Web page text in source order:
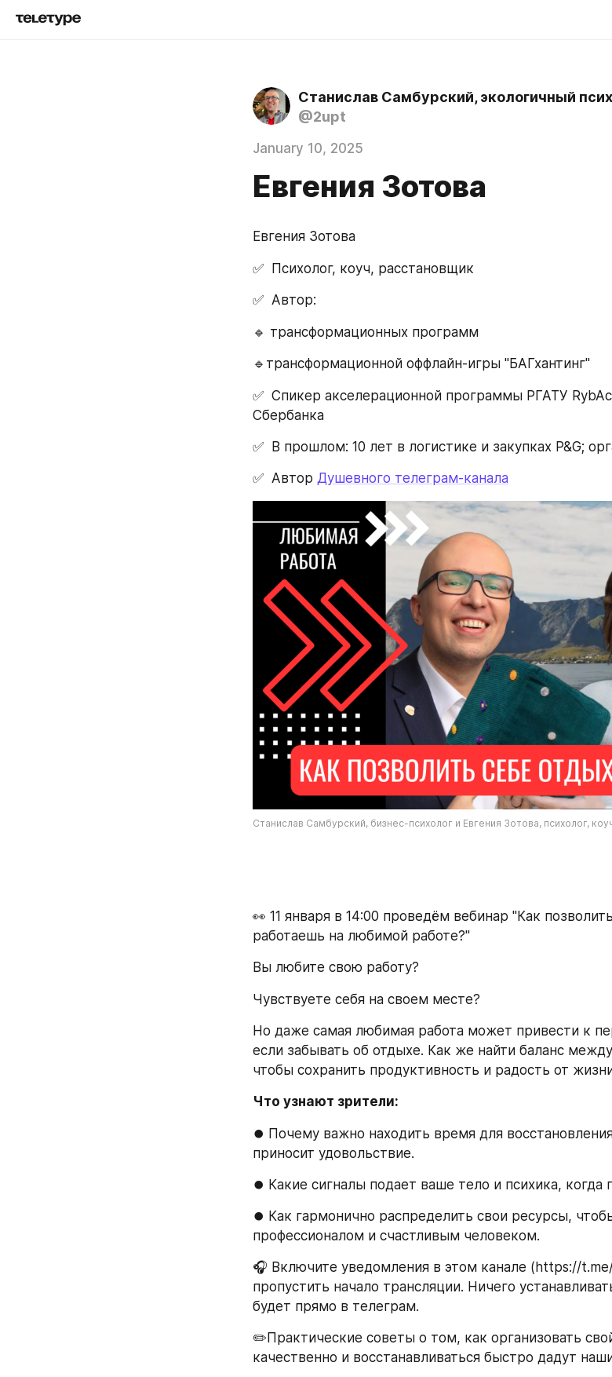
Станислав Самбурский, экологичный
@2upt
January 10, 2025
Евгения Зотова
Евгения Зотова
✅  Психолог, коуч, расстановщик
✅  Автор:
🔹️ трансформационных программ
🔹️трансформационной оффлайн-игры "БАГхантинг"
✅  Спикер акселерационной программы РГАТУ
Сбербанка
✅  В прошлом: 10 лет в логистике и закупках P&G;
✅  Автор Душевного телеграм-канала
Станислав Самбурский, бизнес-психолог и Евгения Зотова, психолог,
👀 11 января в 14:00 проведём вебинар "Как
работаешь на любимой работе?"
Вы любите свою работу?
Чувствуете себя на своем месте?
Но даже самая любимая работа может привести к
если забывать об отдыхе. Как же найти баланс
чтобы сохранить продуктивность и радость от
Что узнают зрители:
⏺ Почему важно находить время для
приносит удовольствие.
⏺ Какие сигналы подает ваше тело и психика, когда
⏺ Как гармонично распределить свои ресурсы,
профессионалом и счастливым человеком.
🎧 Включите уведомления в этом канале (https://
пропустить начало трансляции. Ничего
будет прямо в телеграм.
✏️Практические советы о том, как организовать
качественно и восстанавливаться быстро дадут